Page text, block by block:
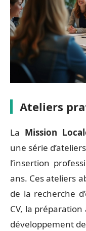
Ateliers
La Mission
une série
l’insertion
ans. Ces ateliers
de la recherche
CV, la
développement